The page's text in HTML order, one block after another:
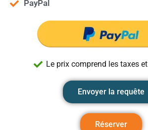
PayPal
Le prix comprend les taxes
Envoyer la requête
Réserver